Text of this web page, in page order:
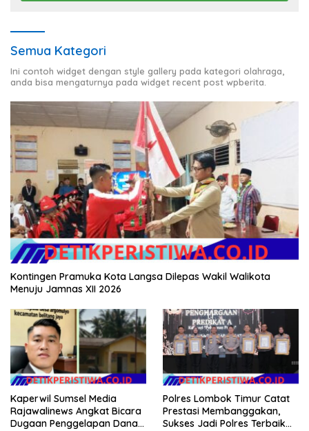
Semua Kategori
Ini contoh widget dengan style gallery pada kategori olahraga,
anda bisa mengaturnya pada widget recent post wpberita.
Kontingen Pramuka Kota Langsa Dilepas Wakil Walikota
Menuju Jamnas XII 2026
Kaperwil Sumsel Media
Rajawalinews Angkat Bicara
Dugaan Penggelapan Dana
Polres Lombok Timur Catat
Prestasi Membanggakan,
Sukses Jadi Polres Terbaik